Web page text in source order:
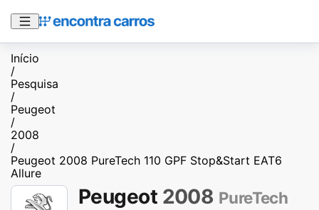
Início
/
Pesquisa
/
Peugeot
/
2008
/
Peugeot 2008 PureTech 110 GPF Stop&Start EAT6
Allure
Peugeot 2008 PureTech